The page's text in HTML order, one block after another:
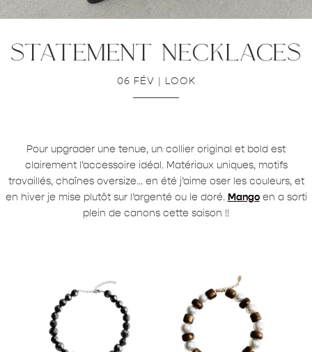
statement necklaces
06 FÉV | LOOK
Pour upgrader une tenue, un collier original et bold est
clairement l’accessoire idéal. Matériaux uniques, motifs
travaillés, chaînes oversize… en été j’aime oser les couleurs, et
en hiver je mise plutôt sur l’argenté ou le doré. Mangoen a sorti
plein de canons cette saison !!